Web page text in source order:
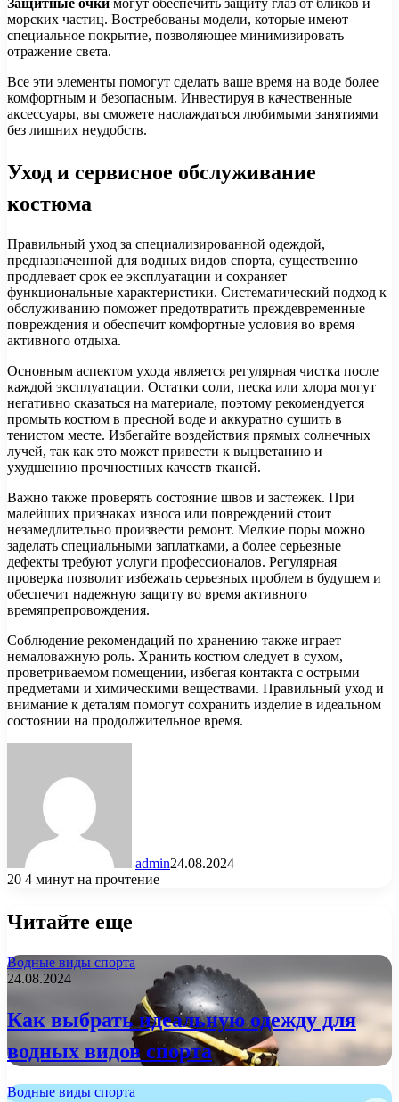
Защитные очки могут обеспечить защиту глаз от бликов и
морских частиц. Востребованы модели, которые имеют
специальное покрытие, позволяющее минимизировать
отражение света.
Все эти элементы помогут сделать ваше время на воде более
комфортным и безопасным. Инвестируя в качественные
аксессуары, вы сможете наслаждаться любимыми занятиями
без лишних неудобств.
Уход и сервисное обслуживание
костюма
Правильный уход за специализированной одеждой,
предназначенной для водных видов спорта, существенно
продлевает срок ее эксплуатации и сохраняет
функциональные характеристики. Систематический подход к
обслуживанию поможет предотвратить преждевременные
повреждения и обеспечит комфортные условия во время
активного отдыха.
Основным аспектом ухода является регулярная чистка после
каждой эксплуатации. Остатки соли, песка или хлора могут
негативно сказаться на материале, поэтому рекомендуется
промыть костюм в пресной воде и аккуратно сушить в
тенистом месте. Избегайте воздействия прямых солнечных
лучей, так как это может привести к выцветанию и
ухудшению прочностных качеств тканей.
Важно также проверять состояние швов и застежек. При
малейших признаках износа или повреждений стоит
незамедлительно произвести ремонт. Мелкие поры можно
заделать специальными заплатками, а более серьезные
дефекты требуют услуги профессионалов. Регулярная
проверка позволит избежать серьезных проблем в будущем и
обеспечит надежную защиту во время активного
времяпрепровождения.
Соблюдение рекомендаций по хранению также играет
немаловажную роль. Хранить костюм следует в сухом,
проветриваемом помещении, избегая контакта с острыми
предметами и химическими веществами. Правильный уход и
внимание к деталям помогут сохранить изделие в идеальном
состоянии на продолжительное время.
admin24.08.2024
20 4 минут на прочтение
Читайте еще
Водные виды спорта
24.08.2024
Как выбрать идеальную одежду для
водных видов спорта
Водные виды спорта